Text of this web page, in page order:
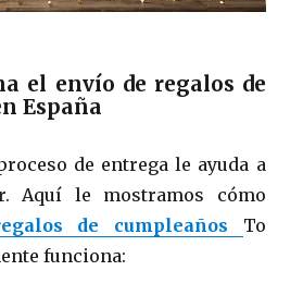
el envío de regalos de
España
de entrega le ayuda a
Aquí le mostramos cómo
de cumpleaños To
funciona: